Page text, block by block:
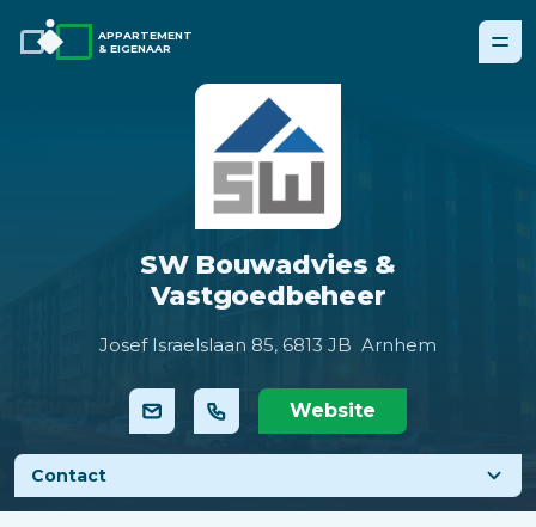
APPARTEMENT
& EIGENAAR
SW Bouwadvies &
Vastgoedbeheer
Josef Israelslaan 85, 6813 JB Arnhem
Website
Contact